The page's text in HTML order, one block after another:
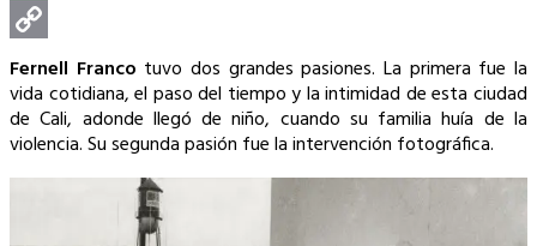
WhatsApp
Copy
Link
Fernell Franco tuvo dos grandes pasiones. La primera fue la
vida cotidiana, el paso del tiempo y la intimidad de esta ciudad
de Cali, adonde llegó de niño, cuando su familia huía de la
violencia. Su segunda pasión fue la intervención fotográfica.